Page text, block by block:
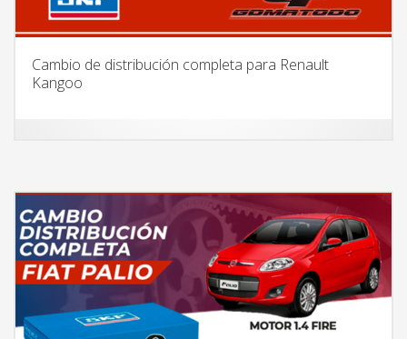
Cambio de distribución completa para Renault
Kangoo